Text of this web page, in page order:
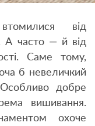
від
А часто — й від
Саме тому,
б невеличкий
добре
вишивання.
охоче